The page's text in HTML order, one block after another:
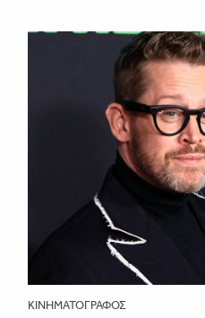
ΚΙΝΗΜΑΤΟΓΡΆΦΟΣ